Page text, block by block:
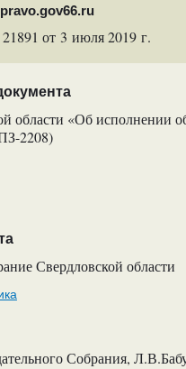
от 3 июля 2019 г.
области «Об исполнении
2208)
Свердловской области
Собрания,